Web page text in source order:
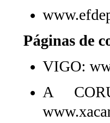
Páginas de
VIGO:
A